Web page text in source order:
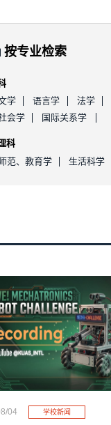
按专业检索
学
语言学 法学
会学
国际关系学
科
范、教育学
生活科学
04 学校新闻